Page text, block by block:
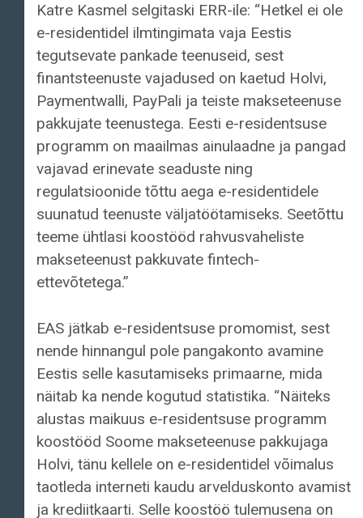
Katre Kasmel selgitaski ERR-ile: “Hetkel ei ole
e-residentidel ilmtingimata vaja Eestis
tegutsevate pankade teenuseid, sest
finantsteenuste vajadused on kaetud Holvi,
Paymentwalli, PayPali ja teiste makseteenuse
pakkujate teenustega. Eesti e-residentsuse
programm on maailmas ainulaadne ja pangad
vajavad erinevate seaduste ning
regulatsioonide tõttu aega e-residentidele
suunatud teenuste väljatöötamiseks. Seetõttu
teeme ühtlasi koostööd rahvusvaheliste
makseteenust pakkuvate fintech-
ettevõtetega.”
EAS jätkab e-residentsuse promomist, sest
nende hinnangul pole pangakonto avamine
Eestis selle kasutamiseks primaarne, mida
näitab ka nende kogutud statistika. “Näiteks
alustas maikuus e-residentsuse programm
koostööd Soome makseteenuse pakkujaga
Holvi, tänu kellele on e-residentidel võimalus
taotleda interneti kaudu arvelduskonto avamist
ja krediitkaarti. Selle koostöö tulemusena on